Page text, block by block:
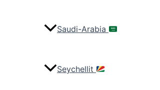
Saudi-Arabia
Seychellit